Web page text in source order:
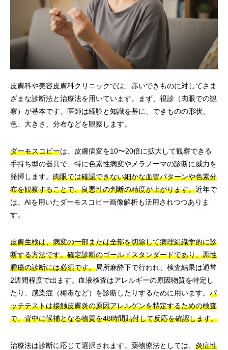
皮膚科や美容皮膚科クリニックでは、赤いできものに対してさま
ざまな診断法と治療法を用いています。まず、視診（肉眼での観
察）が基本です。医師は経験と知識を基に、できものの形状、
色、大きさ、分布などを観察します。
ダーモスコピーは、皮膚病変を10〜20倍に拡大して観察できる
手持ち型の器具で、特に色素性病変やメラノーマの診断に威力を
発揮します。 肉眼では確認できない細かな血管パターンや色素分
布を観察することで、良悪性の判断の精度が上がります。近年で
は、AIを用いたダーモスコピー画像解析も活用されつつありま
す。
皮膚生検は、病変の一部または全部を切除して病理組織学的に診
断する方法です。確定診断のゴールドスタンダードであり、悪性
腫瘍の診断には必須です。局所麻酔下で行われ、検査結果は通常
2週間程度で出ます。血液検査はアレルギーの原因物質を特定し
たり、感染症（梅毒など）を診断したりするために用います。 パ
ッチテストは接触皮膚炎の原因アレルゲンを特定するための検査
で、背中に候補となる物質を48時間貼付して反応を確認します。
治療法は診断に応じて選択されます。薬物療法としては、 炎症性